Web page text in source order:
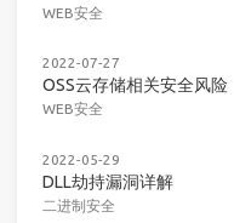
WEB安全
2022-07-27
OSS云存储相关安全风险
WEB安全
2022-05-29
DLL劫持漏洞详解
二进制安全